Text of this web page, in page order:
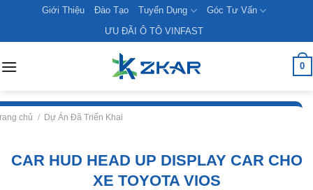
content
Giới Thiệu Đào Tạo Tuyển Dụng
Góc Tư Vấn
ƯU ĐÃI Ô TÔ VINFAST
0
chủ / Dự Án Đã Triển Khai
CAR HUD HEAD UP DISPLAY CAR CHO
XE TOYOTA VIOS